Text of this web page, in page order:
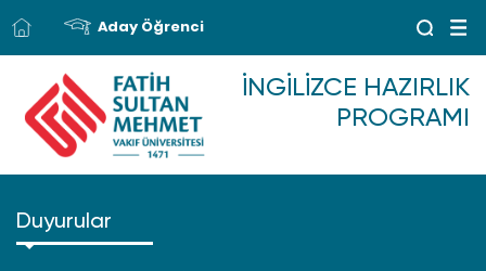
Aday Öğrenci
İNGILIZCE HAZIRLIK
PROGRAMI
Duyurular